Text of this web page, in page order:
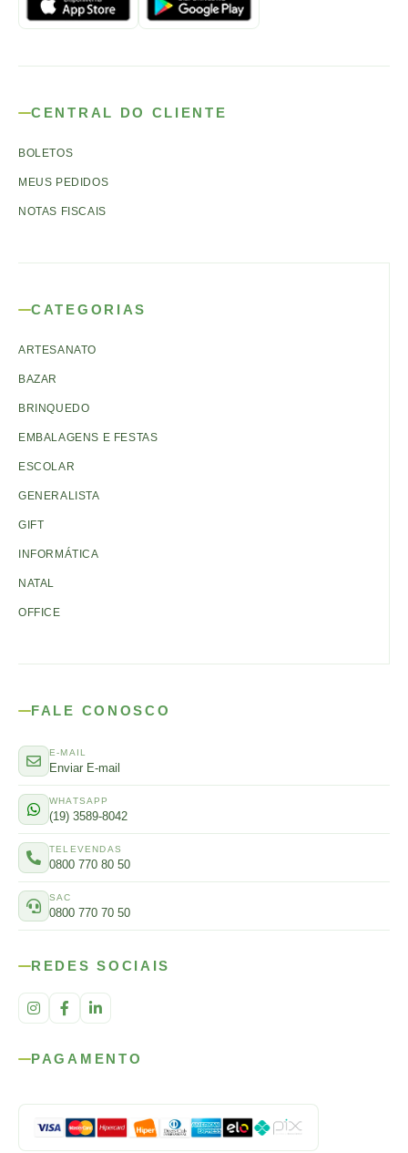
CENTRAL DO CLIENTE
BOLETOS
MEUS PEDIDOS
NOTAS FISCAIS
CATEGORIAS
ARTESANATO
BAZAR
BRINQUEDO
EMBALAGENS E FESTAS
ESCOLAR
GENERALISTA
GIFT
INFORMÁTICA
NATAL
OFFICE
FALE CONOSCO
E-MAIL
Enviar E-mail
WHATSAPP
(19) 3589-8042
TELEVENDAS
0800 770 80 50
SAC
0800 770 70 50
REDES SOCIAIS
PAGAMENTO